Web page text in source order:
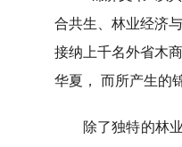
合共生、林业经济
接纳上千名外省木
华夏， 而所产生的
除了独特的林业